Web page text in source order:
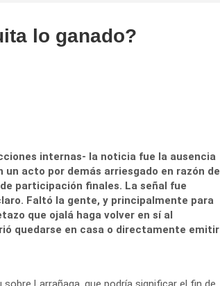
lo ganado?
internas- la noticia fue la ausencia
acto por demás arriesgado en razón de
participación finales. La señal fue
Faltó la gente, y principalmente para
que ojalá haga volver en sí al
quedarse en casa o directamente emitir